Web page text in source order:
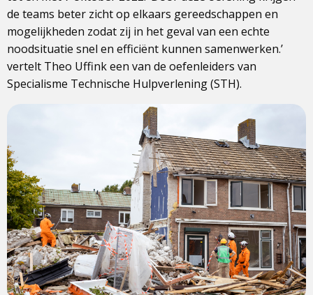
de teams beter zicht op elkaars gereedschappen en
mogelijkheden zodat zij in het geval van een echte
noodsituatie snel en efficiënt kunnen samenwerken.’
vertelt Theo Uffink een van de oefenleiders van
Specialisme Technische Hulpverlening (STH).